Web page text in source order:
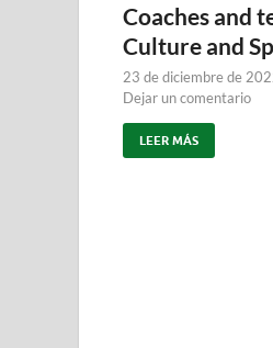
Coaches and
Culture and
23 de diciembre de
Dejar un comentario
LEER MÁS